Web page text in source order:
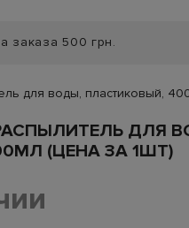
заказа 500 грн.
для воды, пластиковый,
ДЛЯ
(ЦЕНА ЗА 1ШТ)